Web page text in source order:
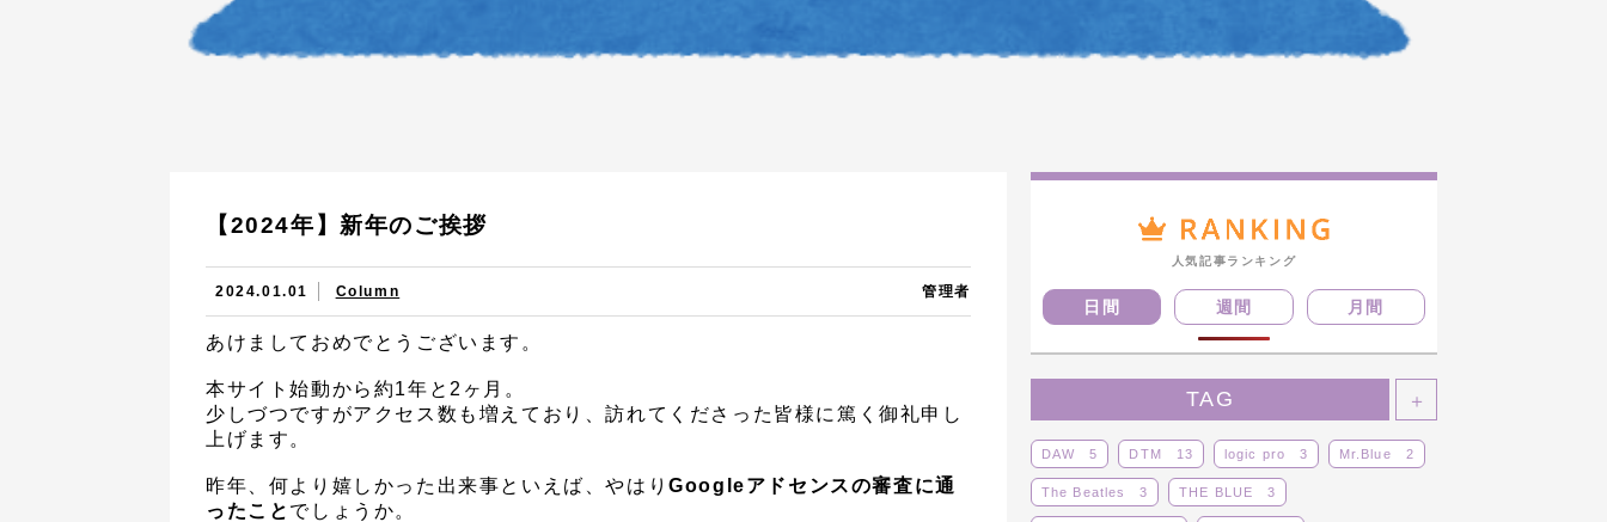
【2024年】新年のご挨拶
2024.01.01 Column 管理者
あけましておめでとうございます。
本サイト始動から約1年と2ヶ月。
少しづつですがアクセス数も増えており、訪れてくださった皆様に篤く御礼申し
上げます。
昨年、何より嬉しかった出来事といえば、やはりGoogleアドセンスの審査に通
ったこと でしょうか。
人気記事ランキング
日間 週間 月間
TAG ＋
DAW 5 DTM 13 logic pro 3 Mr.Blue 2
The Beatles 3 THE BLUE 3